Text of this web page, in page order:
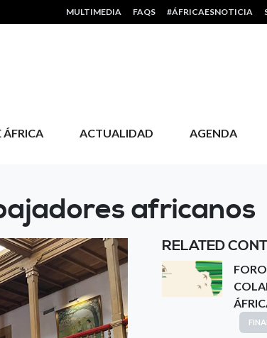
HEADER MENU
MULTIMEDIA FAQS #ÁFRICAESNOTICIA
ACTUALIDAD AGENDA
africanos
RELATED